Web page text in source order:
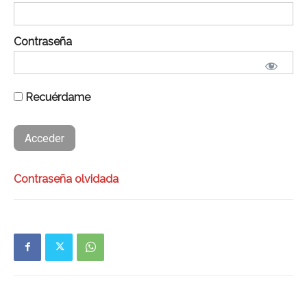
Contraseña
Recuérdame
Contraseña olvidada